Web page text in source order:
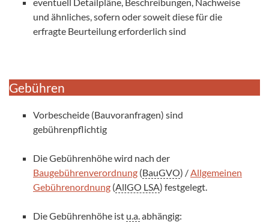
und ähnliches, sofern oder soweit diese für die
erfragte Beurteilung erforderlich sind
Gebühren
Vorbescheide (Bauvoranfragen) sind
gebührenpflichtig
Die Gebührenhöhe wird nach der
Baugebührenverordnung (BauGVO) / Allgemeinen
Gebührenordnung (AllGO LSA) festgelegt.
Die Gebührenhöhe ist u.a. abhängig: